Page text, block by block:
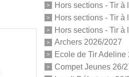
Hors sections - Tir à
Hors sections - Tir à
Hors sections - Tir à
Archers 2026/2027
Ecole de Tir Adeline
Compet Jeunes 26/